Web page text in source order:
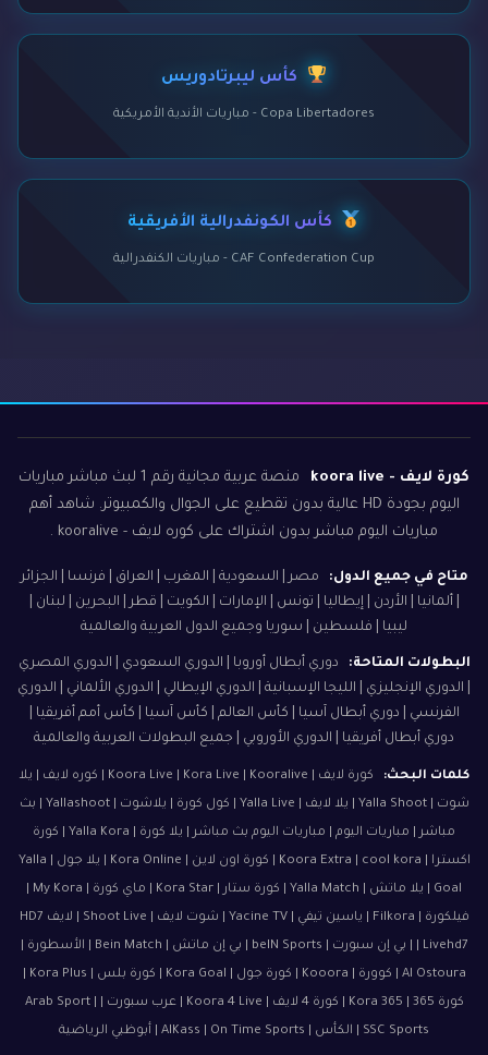
كأس ليبرتادوريس
Copa Libertadores - مباريات الأندية الأمريكية
كأس الكونفدرالية الأفريقية
CAF Confederation Cup - مباريات الكنفدرالية
كورة لايف - koora live
منصة عربية مجانية رقم 1 لبث مباشر مباريات
اليوم بجودة HD عالية بدون تقطيع على الجوال والكمبيوتر. شاهد أهم
مباريات اليوم مباشر بدون اشتراك على كوره لايف - kooralive .
متاح في جميع الدول:
مصر | السعودية | المغرب | العراق | فرنسا | الجزائر
| ألمانيا | الأردن | إيطاليا | تونس | الإمارات | الكويت | قطر | البحرين | لبنان |
ليبيا | فلسطين | سوريا وجميع الدول العربية والعالمية
البطولات المتاحة:
دوري أبطال أوروبا | الدوري السعودي | الدوري المصري
| الدوري الإنجليزي | الليجا الإسبانية | الدوري الإيطالي | الدوري الألماني | الدوري
الفرنسي | دوري أبطال آسيا | كأس العالم | كأس آسيا | كأس أمم أفريقيا |
دوري أبطال أفريقيا | الدوري الأوروبي | جميع البطولات العربية والعالمية
كلمات البحث:
كورة لايف | Koora Live | Kora Live | Kooralive | كوره لايف | يلا
شوت | Yalla Shoot | يلا لايف | Yalla Live | كول كورة | يلاشوت | Yallashoot | بث
مباشر | مباريات اليوم | مباريات اليوم بث مباشر | يلا كورة | Yalla Kora | كورة
اكسترا | Koora Extra | cool kora | كورة اون لاين | Kora Online | يلا جول | Yalla
فيلكورة | Filkora | ياسين تيفي | Yacine TV | شوت لايف | Shoot Live | لايف HD7
| Livehd7 | بي إن سبورت | beIN Sports | بي إن ماتش | Bein Match | الأسطورة |
كورة 365 | Kora 365 | كورة 4 لايف | Koora 4 Live | عرب سبورت | Arab Sport |
SSC Sports | الكأس | AlKass | On Time Sports | أبوظبي الرياضية